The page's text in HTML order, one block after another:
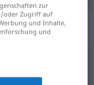
zur
oder Zugriff auf
und Inhalte,
und